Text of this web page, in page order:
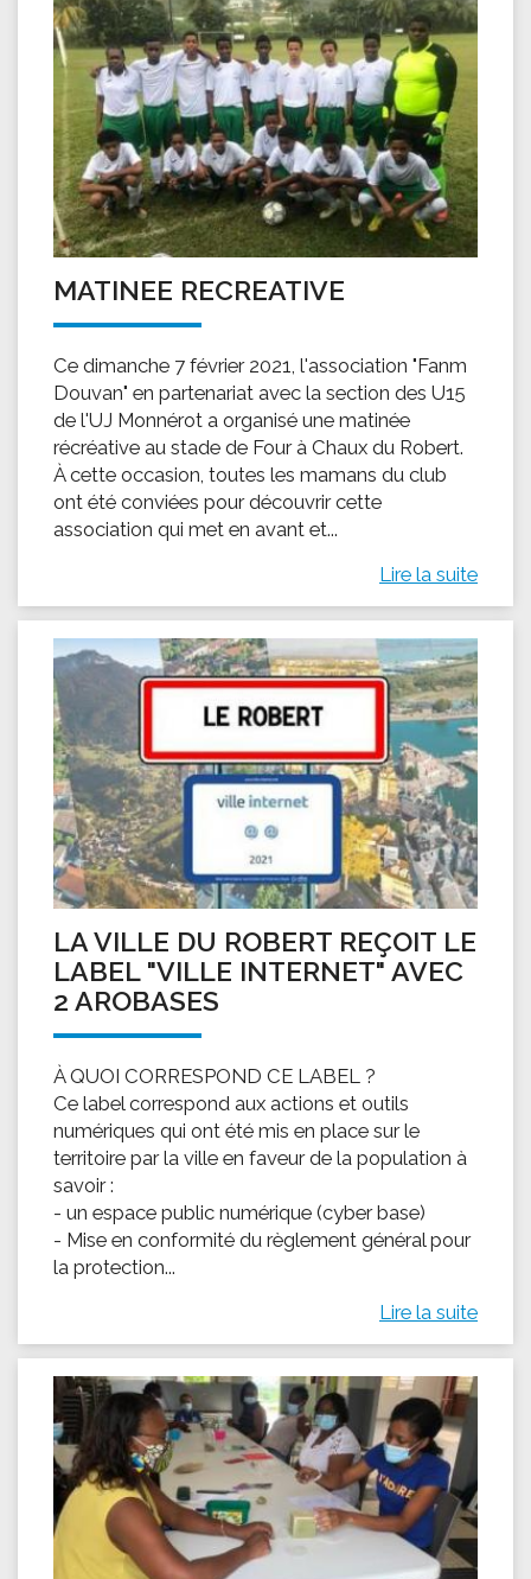
MATINEE RECREATIVE
Ce dimanche 7 février 2021, l'association "Fanm
Douvan" en partenariat avec la section des U15
de l'UJ Monnérot a organisé une matinée
récréative au stade de Four à Chaux du Robert.
À cette occasion, toutes les mamans du club
ont été conviées pour découvrir cette
association qui met en avant et...
Lire la suite
LA VILLE DU ROBERT REÇOIT LE
LABEL "VILLE INTERNET" AVEC
2 AROBASES
À QUOI CORRESPOND CE LABEL ?
Ce label correspond aux actions et outils
numériques qui ont été mis en place sur le
territoire par la ville en faveur de la population à
savoir :
- un espace public numérique (cyber base)
- Mise en conformité du règlement général pour
la protection...
Lire la suite